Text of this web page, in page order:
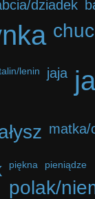
dziadek
lenin jaja
matka/
piękna pieniądze
polak/